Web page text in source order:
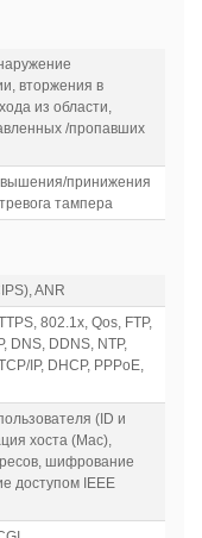
вторжения в
из области,
/пропавших
принижения
тампера
ANR
802.1x, Qos, FTP,
DNS, DDNS, NTP,
IP, DHCP, PPPoE,
(ID и
хоста (Mac),
шифрование
доступом IEEE